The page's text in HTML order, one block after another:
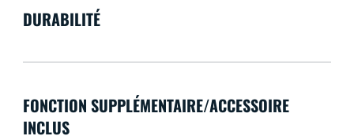
DURABILITÉ
FONCTION SUPPLÉMENTAIRE/ACCESSOIRE
INCLUS